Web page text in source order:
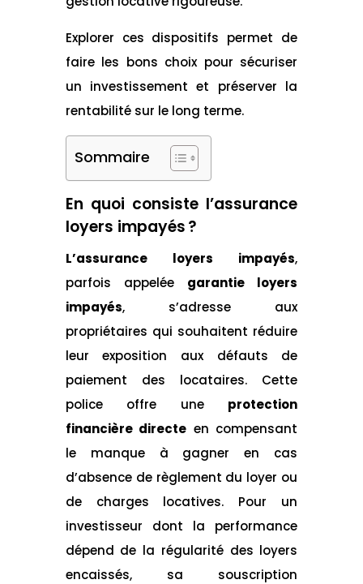
Explorer ces dispositifs permet de
faire les bons choix pour sécuriser
un investissement et préserver la
rentabilité sur le long terme.
Sommaire
En quoi consiste l’assurance
loyers impayés ?
L’assurance loyers impayés,
parfois appelée
garantie loyers
impayés, s’adresse aux
propriétaires qui souhaitent réduire
leur exposition aux défauts de
paiement des locataires. Cette
police offre une
protection
financière directe en compensant
le manque à gagner en cas
d’absence de règlement du loyer ou
de charges locatives. Pour un
investisseur dont la performance
dépend de la régularité des loyers
encaissés, sa souscription